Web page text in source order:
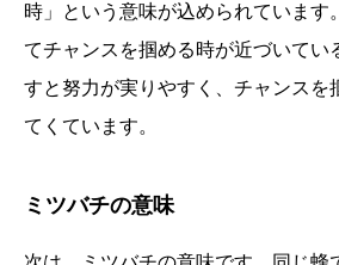
時」という意味が込められています
てチャンスを掴める時が近づいてい
すと努力が実りやすく、チャンスを
てくています。
ミツバチの意味